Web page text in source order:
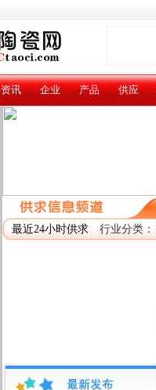
资讯 企业 产品 供应
最近24小时供求行业分类：